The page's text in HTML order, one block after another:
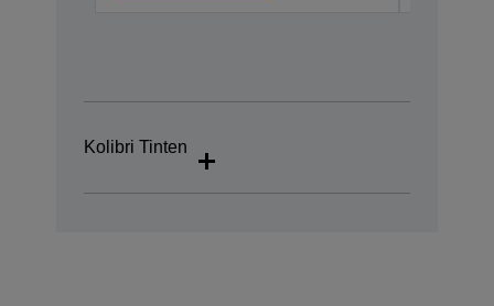
Kolibri Tinten